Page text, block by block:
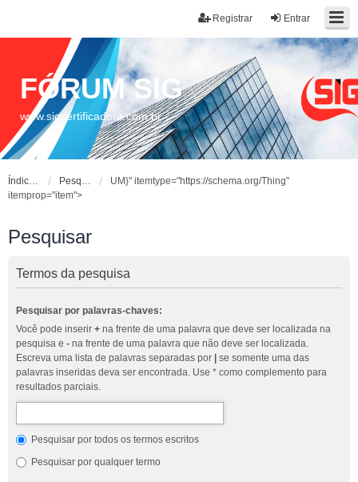
Entrar
Registrar
FÓRUM SIG
www.sigcertificadora.com.br
Índice do fórum Pesquisar
UM}" itemtype="https://schema.org/Thing"
itemprop="item">
Pesquisar
Termos da pesquisa
Pesquisar por palavras-chaves:
Você pode inserir + na frente de uma palavra que deve ser localizada na
pesquisa e - na frente de uma palavra que não deve ser localizada.
Escreva uma lista de palavras separadas por
se somente uma das
palavras inseridas deva ser encontrada. Use * como complemento para
resultados parciais.
Pesquisar por todos os termos escritos
Pesquisar por qualquer termo